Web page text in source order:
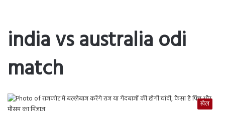
india vs australia odi
match
खेल